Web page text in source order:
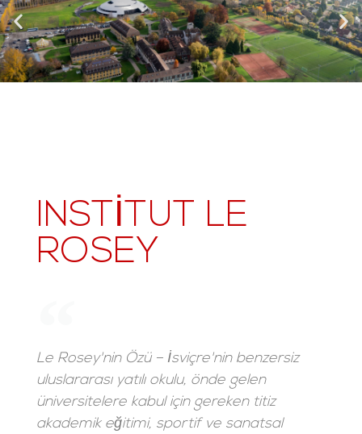
INSTITUT LE
ROSEY
Le Rosey'nin Özü – İsviçre'nin benzersiz
uluslararası yatılı okulu, önde gelen
üniversitelere kabul için gereken titiz
akademik eğitimi, sportif ve sanatsal